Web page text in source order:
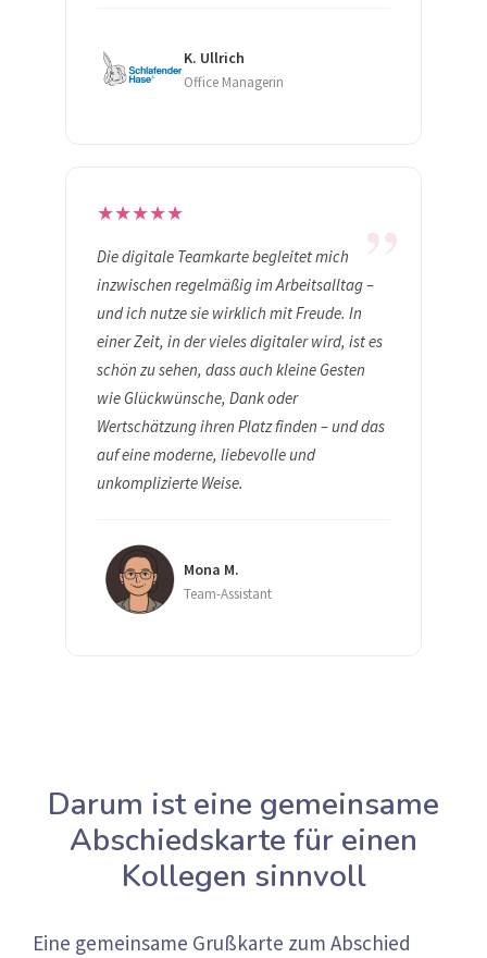
K. Ullrich
Office Managerin
„
★★★★★
Die digitale Teamkarte begleitet mich
inzwischen regelmäßig im Arbeitsalltag –
und ich nutze sie wirklich mit Freude. In
einer Zeit, in der vieles digitaler wird, ist es
schön zu sehen, dass auch kleine Gesten
wie Glückwünsche, Dank oder
Wertschätzung ihren Platz finden – und das
auf eine moderne, liebevolle und
unkomplizierte Weise.
Mona M.
Team-Assistant
Darum ist eine gemeinsame
Abschiedskarte für einen
Kollegen sinnvoll
Eine gemeinsame Grußkarte zum Abschied